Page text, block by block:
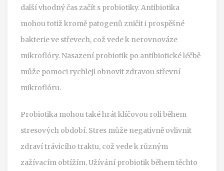
další vhodný čas začít s probiotiky. Antibiotika
mohou totiž kromě patogenů zničit i prospěšné
bakterie ve střevech, což vede k nerovnováze
mikroflóry. Nasazení probiotik po antibiotické léčbě
může pomoci rychleji obnovit zdravou střevní
mikroflóru.
Probiotika mohou také hrát klíčovou roli během
stresových období. Stres může negativně ovlivnit
zdraví trávicího traktu, což vede k různým
zažívacím obtížím. Užívání probiotik během těchto